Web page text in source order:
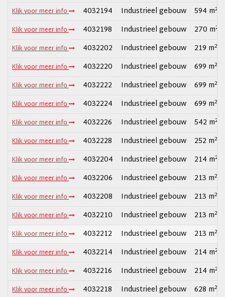
Klik voor meer info 4032194 Industrieel gebouw 594 m2
Klik voor meer info 4032198 Industrieel gebouw 270 m2
Klik voor meer info 4032202 Industrieel gebouw 219 m2
Klik voor meer info 4032220 Industrieel gebouw 699 m2
Klik voor meer info 4032222 Industrieel gebouw 699 m2
Klik voor meer info 4032224 Industrieel gebouw 699 m2
Klik voor meer info 4032226 Industrieel gebouw 542 m2
Klik voor meer info 4032228 Industrieel gebouw 252 m2
Klik voor meer info 4032204 Industrieel gebouw 214 m2
Klik voor meer info 4032206 Industrieel gebouw 213 m2
Klik voor meer info 4032208 Industrieel gebouw 213 m2
Klik voor meer info 4032210 Industrieel gebouw 213 m2
Klik voor meer info 4032212 Industrieel gebouw 213 m2
Klik voor meer info 4032214 Industrieel gebouw 214 m2
Klik voor meer info 4032216 Industrieel gebouw 214 m2
Klik voor meer info 4032218 Industrieel gebouw 628 m2